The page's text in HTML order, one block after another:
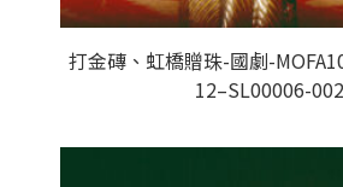
打金磚、虹橋贈珠-國劇-
12–SL00006-002